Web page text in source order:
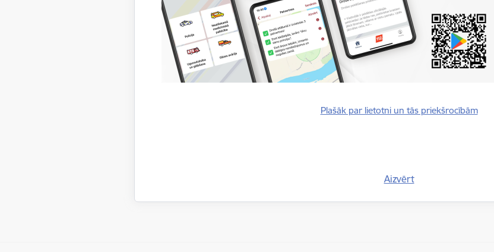
Plašāk par lietotni un tās priekšrocībām
Aizvērt
Procesa apraksts
Pakalpojuma pieprasīšana
Informāciju var saņemt pa tālruni: 67331334 vai pa e-pastu: